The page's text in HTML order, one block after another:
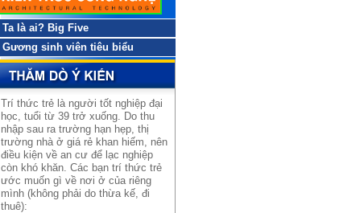
Ta là ai? Big Five
Gương sinh viên tiêu biểu
Trí thức trẻ là người tốt nghiệp đại
học, tuổi từ 39 trở xuống. Do thu
nhập sau ra trường hạn hẹp, thị
trường nhà ở giá rẻ khan hiếm, nên
điều kiện về an cư để lạc nghiệp
còn khó khăn. Các bạn trí thức trẻ
ước muốn gì về nơi ở của riêng
mình (không phải do thừa kế, đi
thuê):